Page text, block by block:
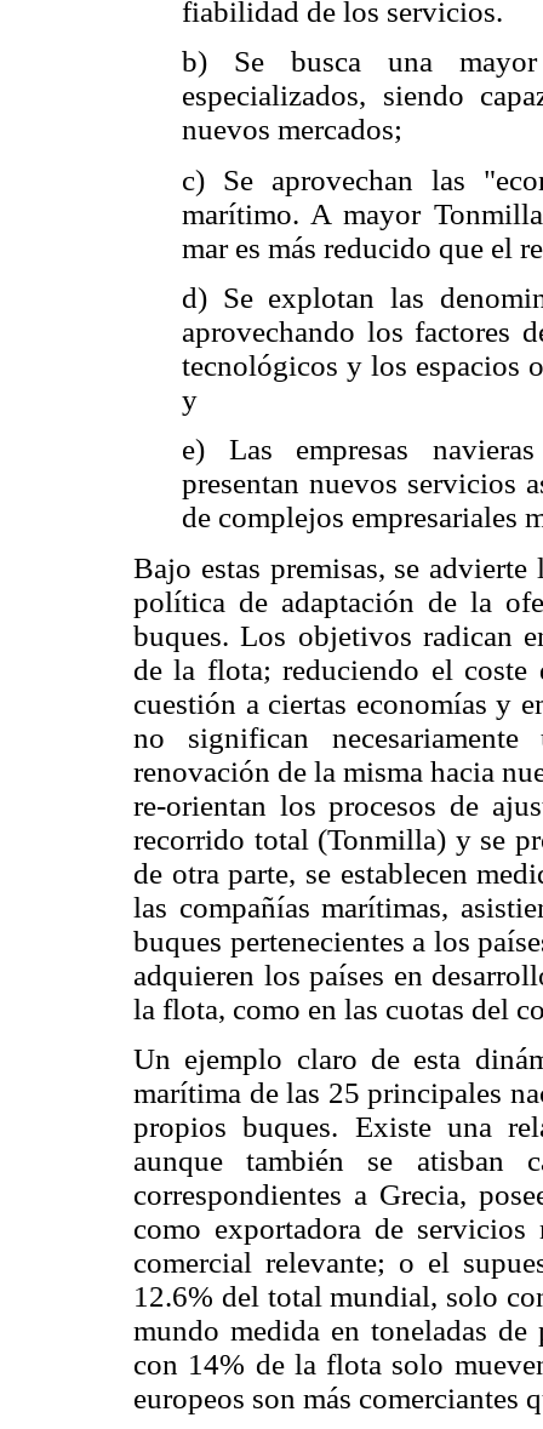
fiabilidad de los servicios.
b) Se busca una
especializados, siendo
nuevos mercados;
c) Se aprovechan las
marítimo. A mayor
mar es más reducido que el
d) Se explotan las
aprovechando los factores
tecnológicos y los espacios
y
e) Las empresas
presentan nuevos servicios
de complejos empresariales
Bajo estas premisas, se
política de adaptación de la
buques. Los objetivos radican
de la flota; reduciendo el
cuestión a ciertas economías y
no significan
renovación de la misma hacia
re-orientan los procesos de
recorrido total (Tonmilla) y se
de otra parte, se establecen
las compañías marítimas,
buques pertenecientes a los
adquieren los países en
la flota, como en las cuotas del
Un ejemplo claro de esta
marítima de las 25 principales
propios buques. Existe una
aunque también se atisban
correspondientes a Grecia,
como exportadora de
comercial relevante; o el
12.6% del total mundial, solo
mundo medida en toneladas
con 14% de la flota solo
europeos son más comerciantes